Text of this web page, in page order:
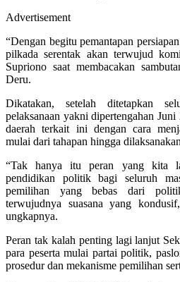
Advertisement
“Dengan begitu pemantapan
pilkada serentak akan terwujud
Supriono saat membacakan
Deru.
Dikatakan, setelah ditetapkan
pelaksanaan yakni dipertengahan
daerah terkait ini dengan cara
mulai dari tahapan hingga
“Tak hanya itu peran yang kita
pendidikan politik bagi seluruh
pemilihan yang bebas dari
terwujudnya suasana yang
ungkapnya.
Peran tak kalah penting lagi lanjut
para peserta mulai partai politik,
prosedur dan mekanisme pemilihan